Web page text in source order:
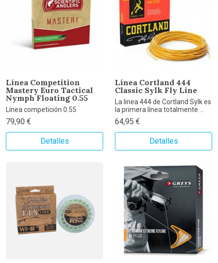
Línea Competition
Mastery Euro Tactical
Nymph Floating 0.55
Línea competición 0.55
79,90 €
Detalles
Línea Cortland 444
Classic Sylk Fly Line
La linea 444 de Cortland Sylk es
la primera línea totalmente ...
64,95 €
Detalles